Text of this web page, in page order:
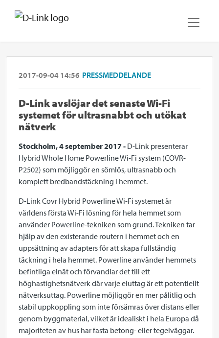
2017-09-04 14:56 PRESSMEDDELANDE
D-Link avslöjar det senaste Wi-Fi
systemet för ultrasnabbt och utökat
nätverk
Stockholm, 4 september 2017- D-Link presenterar
Hybrid Whole Home Powerline Wi-Fi system (COVR-
P2502) som möjliggör en sömlös, ultrasnabb och
komplett bredbandstäckning i hemmet.
D-Link Covr Hybrid Powerline Wi-Fi systemet är
världens första Wi-Fi lösning för hela hemmet som
använder Powerline-tekniken som grund. Tekniken tar
hjälp av den existerande routern i hemmet och en
uppsättning av adapters för att skapa fullständig
täckning i hela hemmet. Powerline använder hemmets
befintliga elnät och förvandlar det till ett
höghastighetsnätverk där varje eluttag är ett potentiellt
nätverksuttag. Powerline möjliggör en mer pålitlig och
stabil uppkoppling som inte försämras över distans eller
genom byggmaterial, vilket är idealiskt i hela Europa då
majoriteten av hus har fasta betong- eller tegelväggar.